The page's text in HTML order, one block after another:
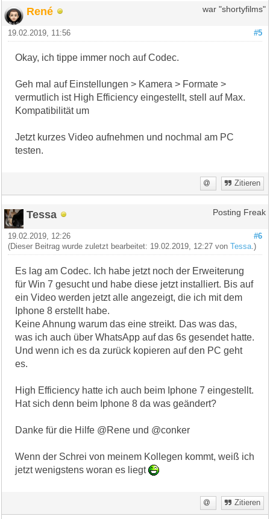
René war "shortyfilms"
#5
19.02.2019, 11:56
Okay, ich tippe immer noch auf Codec.
Geh mal auf Einstellungen > Kamera > Formate >
vermutlich ist High Efficiency eingestellt, stell auf Max.
Kompatibilität um
Jetzt kurzes Video aufnehmen und nochmal am PC
testen.
Zitieren
Tessa Posting Freak
#6
19.02.2019, 12:26
(Dieser Beitrag wurde zuletzt bearbeitet: 19.02.2019, 12:27 vonTessa .)
Es lag am Codec. Ich habe jetzt noch der Erweiterung
für Win 7 gesucht und habe diese jetzt installiert. Bis auf
ein Video werden jetzt alle angezeigt, die ich mit dem
Iphone 8 erstellt habe.
Keine Ahnung warum das eine streikt. Das was das,
was ich auch über WhatsApp auf das 6s gesendet hatte.
Und wenn ich es da zurück kopieren auf den PC geht
es.
High Efficiency hatte ich auch beim Iphone 7 eingestellt.
Hat sich denn beim Iphone 8 da was geändert?
Danke für die Hilfe @Rene und @conker
Wenn der Schrei von meinem Kollegen kommt, weiß ich
jetzt wenigstens woran es liegt
Zitieren